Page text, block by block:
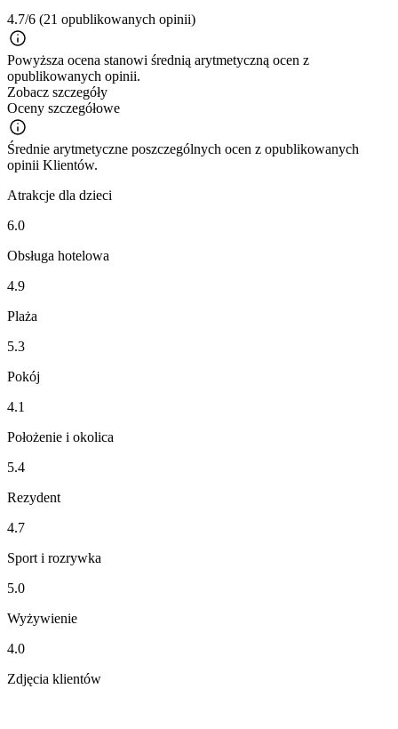
4.7/6 (21 opublikowanych opinii)
Powyższa ocena stanowi średnią arytmetyczną ocen z
opublikowanych opinii.
Zobacz szczegóły
Oceny szczegółowe
Średnie arytmetyczne poszczególnych ocen z opublikowanych
opinii Klientów.
Atrakcje dla dzieci
6.0
Obsługa hotelowa
4.9
Plaża
5.3
Pokój
4.1
Położenie i okolica
5.4
Rezydent
4.7
Sport i rozrywka
5.0
Wyżywienie
4.0
Zdjęcia klientów